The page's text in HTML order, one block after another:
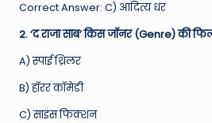
Correct Answer: C) आदित्य धर
2. ‘द राजा साब’ किस जॉनर (Genre) की
A) स्पाई थ्रिलर
B) हॉरर कॉमेडी
C) साइंस फिक्शन